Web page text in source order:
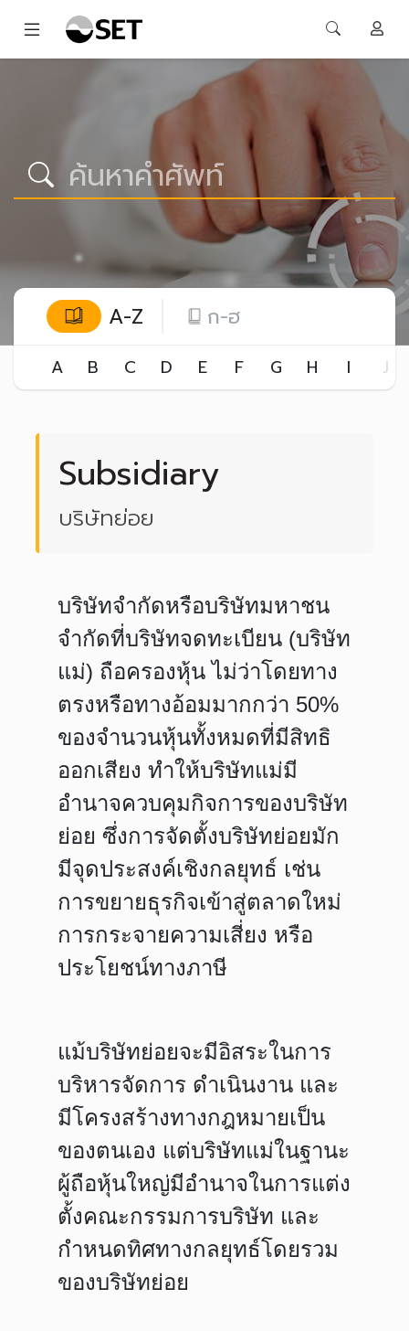
A-Z ก-ฮ
A B C D E F G H I J
Subsidiary
บริษัทย่อย
บริษัทจำกัดหรือบริษัทมหาชน
จำกัดที่บริษัทจดทะเบียน (บริษัท
แม่) ถือครองหุ้น ไม่ว่าโดยทาง
ตรงหรือทางอ้อมมากกว่า 50%
ของจำนวนหุ้นทั้งหมดที่มีสิทธิ
ออกเสียง ทำให้บริษัทแม่มี
อำนาจควบคุมกิจการของบริษัท
ย่อย ซึ่งการจัดตั้งบริษัทย่อยมัก
มีจุดประสงค์เชิงกลยุทธ์ เช่น
การขยายธุรกิจเข้าสู่ตลาดใหม่
การกระจายความเสี่ยง หรือ
ประโยชน์ทางภาษี
แม้บริษัทย่อยจะมีอิสระในการ
บริหารจัดการ ดำเนินงาน และ
มีโครงสร้างทางกฎหมายเป็น
ของตนเอง แต่บริษัทแม่ในฐานะ
ผู้ถือหุ้นใหญ่มีอำนาจในการแต่ง
ตั้งคณะกรรมการบริษัท และ
กำหนดทิศทางกลยุทธ์โดยรวม
ของบริษัทย่อย